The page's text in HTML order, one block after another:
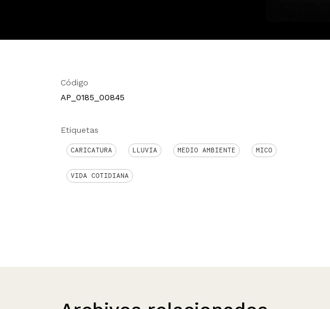
Código
AP_0185_00845
Etiquetas
CARICATURA LLUVIA MEDIO AMBIENTE MICO
VIDA COTIDIANA